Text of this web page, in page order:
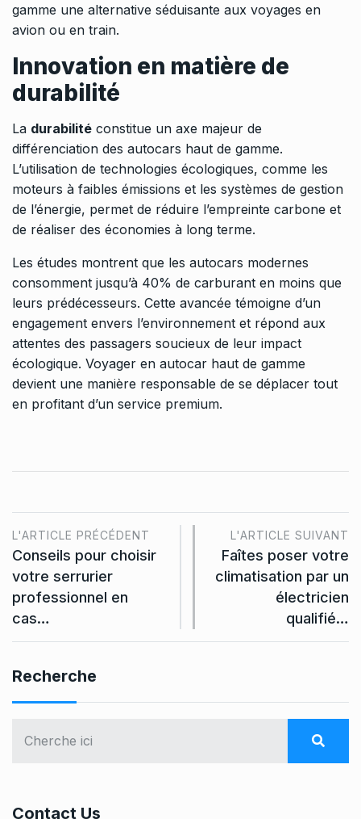
gamme une alternative séduisante aux voyages en
avion ou en train.
Innovation en matière de
durabilité
La durabilité constitue un axe majeur de
différenciation des autocars haut de gamme.
L’utilisation de technologies écologiques, comme les
moteurs à faibles émissions et les systèmes de gestion
de l’énergie, permet de réduire l’empreinte carbone et
de réaliser des économies à long terme.
Les études montrent que les autocars modernes
consomment jusqu’à 40% de carburant en moins que
leurs prédécesseurs. Cette avancée témoigne d’un
engagement envers l’environnement et répond aux
attentes des passagers soucieux de leur impact
écologique. Voyager en autocar haut de gamme
devient une manière responsable de se déplacer tout
en profitant d’un service premium.
L'ARTICLE PRÉCÉDENT
Conseils pour choisir
votre serrurier
professionnel en
cas…
L'ARTICLE SUIVANT
Faîtes poser votre
climatisation par un
électricien
qualifié…
Recherche
Contact Us